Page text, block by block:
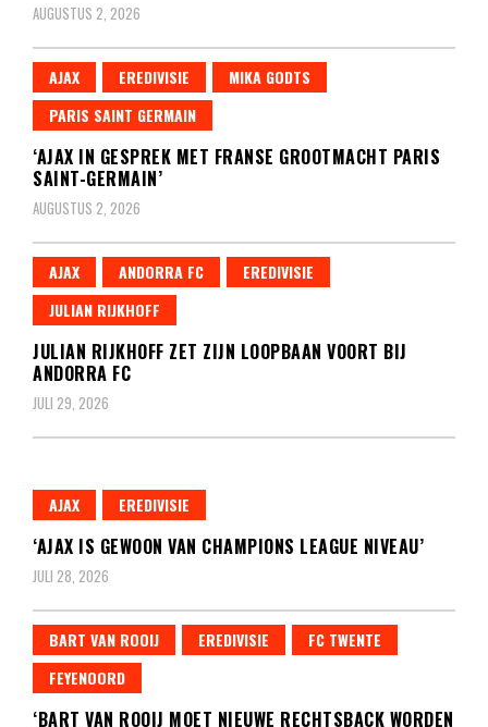
AUGUSTUS 2, 2026
AJAX EREDIVISIE
MIKA GODTS
PARIS SAINT GERMAIN
‘AJAX IN GESPREK MET FRANSE GROOTMACHT PARIS
SAINT-GERMAIN’
AUGUSTUS 2, 2026
AJAX ANDORRA FC
EREDIVISIE
JULIAN RIJKHOFF
JULIAN RIJKHOFF ZET ZIJN LOOPBAAN VOORT BIJ
ANDORRA FC
JULI 29, 2026
AJAX EREDIVISIE
‘AJAX IS GEWOON VAN CHAMPIONS LEAGUE NIVEAU’
JULI 28, 2026
BART VAN ROOIJ EREDIVISIE
FC TWENTE
FEYENOORD
‘BART VAN ROOIJ MOET NIEUWE RECHTSBACK WORDEN